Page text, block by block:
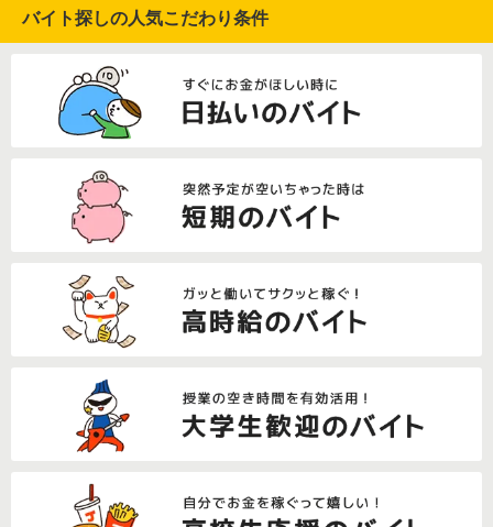
バイト探しの人気こだわり条件